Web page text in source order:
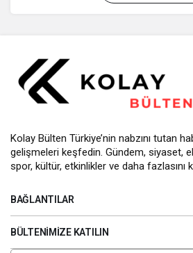
Kolay Bülten Türkiye’nin nabzını tutan
gelişmeleri keşfedin. Gündem, siyaset,
spor, kültür, etkinlikler ve daha fazlasını
BAĞLANTILAR
BÜLTENIMIZE KATILIN